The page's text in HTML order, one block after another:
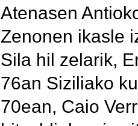
Atenasen
Zenonen ikasle
Sila hil zelarik,
76an Siziliako
70ean, Caio